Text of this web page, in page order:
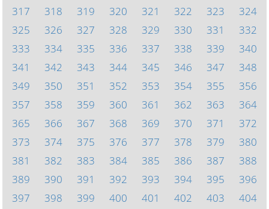
317
318 319 320 321 322 323
324
325
326 327 328 329 330 331
332
333
334 335 336 337 338 339
340
341
342 343 344 345 346 347
348
349
350 351 352 353 354 355
356
357
358 359 360 361 362 363
364
365
366 367 368 369 370 371
372
373
374 375 376 377 378 379
380
381
382 383 384 385 386 387
388
389
390 391 392 393 394 395
396
397
398 399 400 401 402 403
404